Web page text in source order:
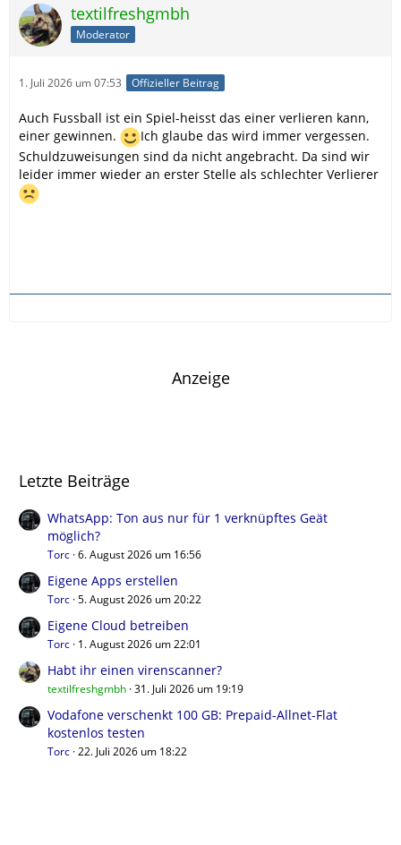
textilfreshgmbh
Moderator
1. Juli 2026 um 07:53 Offizieller Beitrag
Auch Fussball ist ein Spiel-heisst das einer verlieren kann,
einer gewinnen.
Ich glaube das wird immer vergessen.
Schuldzuweisungen sind da nicht angebracht. Da sind wir
leider immer wieder an erster Stelle als schlechter Verlierer
Anzeige
Letzte Beiträge
WhatsApp: Ton aus nur für 1 verknüpftes Geät
möglich?
Torc 6. August 2026 um 16:56
Eigene Apps erstellen
Torc 5. August 2026 um 20:22
Eigene Cloud betreiben
Torc 1. August 2026 um 22:01
Habt ihr einen virenscanner?
textilfreshgmbh 31. Juli 2026 um 19:19
Vodafone verschenkt 100 GB: Prepaid-Allnet-Flat
kostenlos testen
Torc 22. Juli 2026 um 18:22